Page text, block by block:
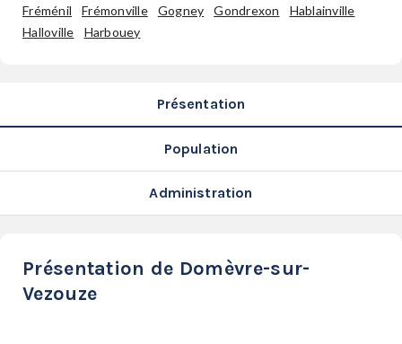
GAZETTE
connecter
Fréménil
Frémonville Gogney Gondrexon
Hablainville
Halloville
Harbouey
Présentation
Population
Administration
Présentation de Domèvre-sur-
Vezouze